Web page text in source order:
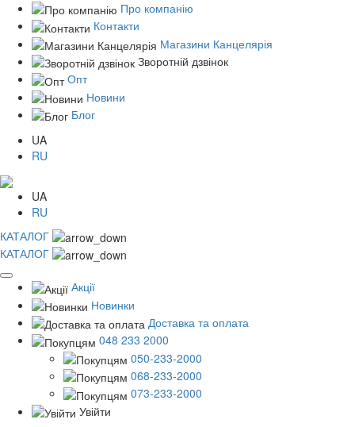
Про компанію
Контакти
Магазини Канцелярія
Зворотній дзвінок
Опт
Новини
Блог
UA
RU
UA
RU
КАТАЛОГ
КАТАЛОГ
Акції
Новинки
Доставка та оплата
048 233 2000
050-233-2000
068-233-2000
073-233-2000
Увійти